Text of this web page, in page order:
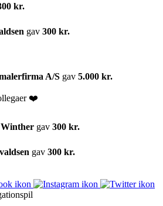
kr.
gav 300 kr.
A/S gav 5.000 kr.
❤️
gav 300 kr.
gav 300 kr.